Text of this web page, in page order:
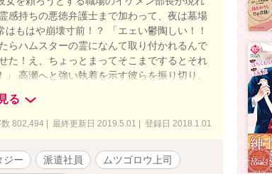
感持ちの悪徳弁護士まで加わって、夜は墓場
もはや崩壊寸前！？ 「エェい鬱陶しい！！
らハムスターの霊になんて取り付かれるんで
た！え、ちょっとまってそこまでするとそれ
高瀬へと強い執着を示す彼らを振り切り、
・・・！？ そして自由な高瀬の心を射止め
トラブコメディ。
る
数 802,494 | 最終更新日 2019.5.01 | 登録日 2018.1.01
ジー 派遣社員
ムツゴロウ上司